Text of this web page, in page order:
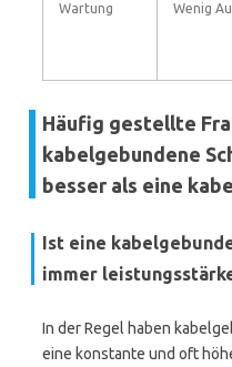
Wartung Wenig
Häufig gestellte
kabelgebundene
besser als eine
Ist eine
immer
In der Regel haben
eine konstante und oft